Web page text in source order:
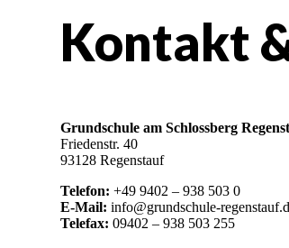
Kontakt
Grundschule am Schlossberg
Friedenstr. 40
93128 Regenstauf
Telefon: +49 9402 – 938 503 0
E-Mail: info@grundschule-
Telefax: 09402 – 938 503 255